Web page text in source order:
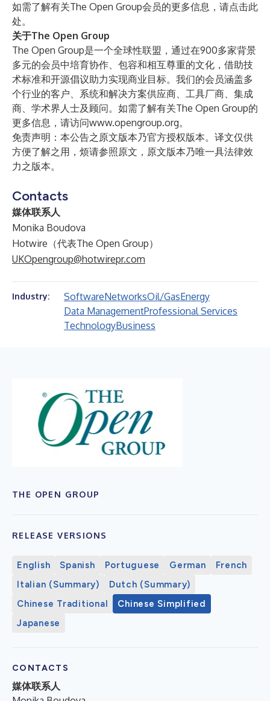
如需了解有关The Open Group会员的更多信息，请点击此
处。
关于The Open Group
The Open Group是一个全球性联盟，通过在900多家背景
多元的会员中培育协作、包容和相互尊重的文化，借助技
术标准和开源倡议助力实现商业目标。我们的会员涵盖多
个行业的客户、系统和解决方案供应商、工具厂商、集成
商、学术界人士及顾问。如需了解有关The Open Group的
更多信息，请访问www.opengroup.org。
免责声明：本公告之原文版本乃官方授权版本。译文仅供
方便了解之用，烦请参照原文，原文版本乃唯一具法律效
力之版本。
Contacts
媒体联系人
Monika Boudova
Hotwire（代表The Open Group）
UKOpengroup@hotwirepr.com
Industry: SoftwareNetworksOil/GasEnergy
Data ManagementProfessional Services
TechnologyBusiness
THE OPEN GROUP
RELEASE VERSIONS
English Spanish Portuguese German
French
Italian (Summary)
Dutch (Summary)
Chinese Traditional
Chinese Simplified
Japanese
CONTACTS
媒体联系人